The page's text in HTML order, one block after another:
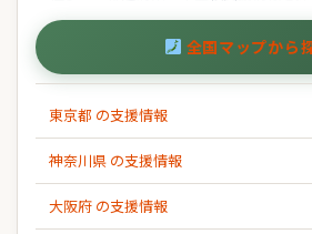
全国マップから
東京都 の支援情報
神奈川県 の支援情報
大阪府 の支援情報